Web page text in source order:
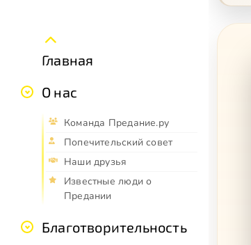
Главная
О нас
Команда Предание.ру
Попечительский совет
Наши друзья
Известные люди о
Предании
Благотворительность